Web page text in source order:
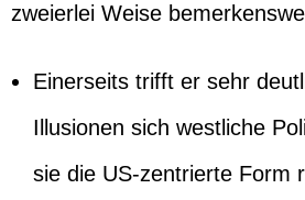
zweierlei Weise
Einerseits trifft er sehr
Illusionen sich westliche
sie die US-zentrierte Form